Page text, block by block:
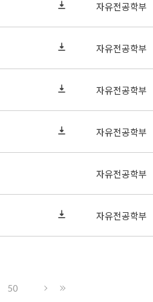
자유전공학부
자유전공학부
자유전공학부
자유전공학부
자유전공학부
자유전공학부
50